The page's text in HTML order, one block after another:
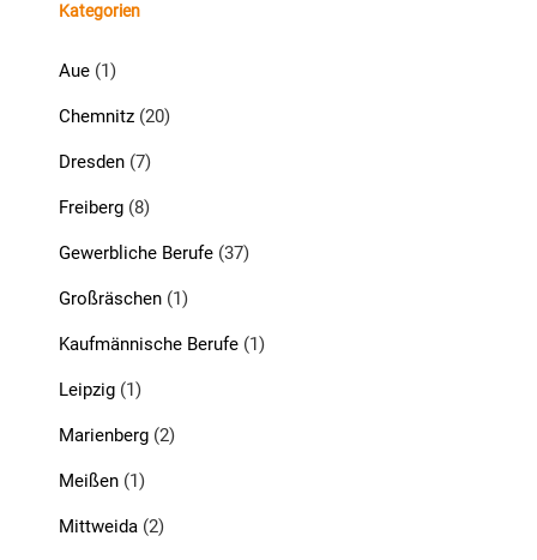
Kategorien
Aue(1)
Chemnitz(20)
Dresden(7)
Freiberg(8)
Gewerbliche Berufe(37)
Großräschen(1)
Kaufmännische Berufe(1)
Leipzig(1)
Marienberg(2)
Meißen(1)
Mittweida(2)